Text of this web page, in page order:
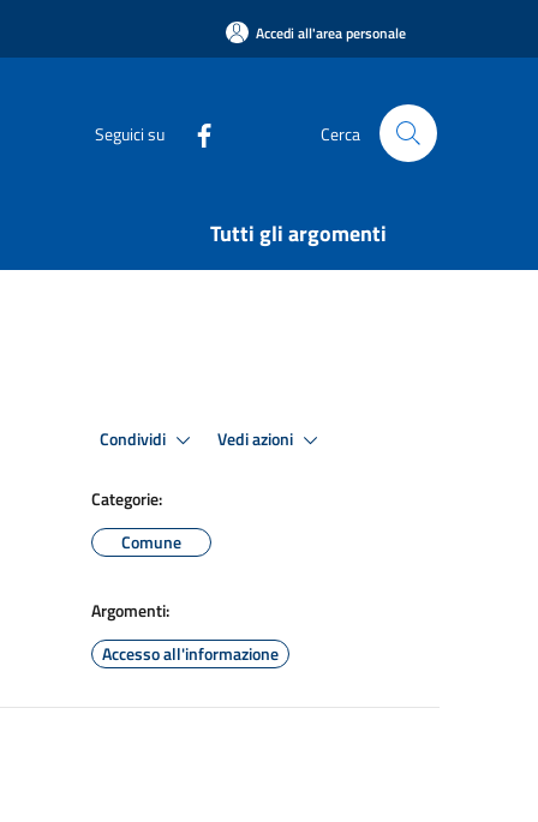
Accedi all'area personale
Seguici su Cerca
Tutti gli argomenti
Condividi Vedi azioni
Categorie:
Comune
Argomenti:
Accesso all'informazione